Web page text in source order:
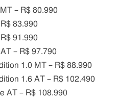
– R$ 80.990
83.990
91.990
– R$ 97.790
1.0 MT – R$ 88.990
1.6 AT – R$ 102.490
AT – R$ 108.990